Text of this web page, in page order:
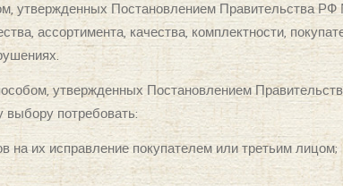
утвержденных Постановлением Правительства РФ
ассортимента, качества, комплектности,
утвержденных Постановлением
выбору потребовать:
на их исправление покупателем или третьим лицом;